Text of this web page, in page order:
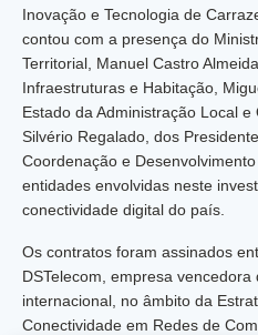
Inovação e Tecnologia de
contou com a presença do
Territorial, Manuel Castro
Infraestruturas e Habitação,
Estado da Administração Local e
Silvério Regalado, dos
Coordenação e
entidades envolvidas neste
conectividade digital do país.
Os contratos foram assinados
DSTelecom, empresa
internacional, no âmbito da
Conectividade em Redes de